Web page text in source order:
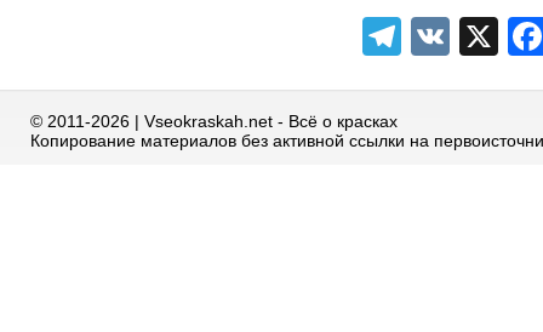
VK X
© 2011-2026 | Vseokraskah.net - Всё о красках
Копирование материалов без активной ссылки на